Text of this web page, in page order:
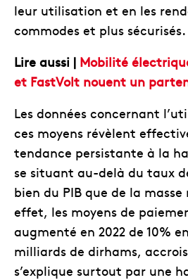
leur utilisation et en les
commodes et plus sécurisés.
Lire aussi | Mobilité
et FastVolt nouent un
Les données concernant
ces moyens révèlent
tendance persistante à la
se situant au-delà du taux
bien du PIB que de la
effet, les moyens de
augmenté en 2022 de 10%
milliards de dirhams,
s’explique surtout par une